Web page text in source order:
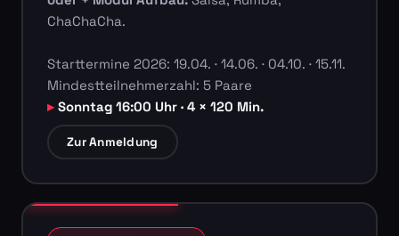
ChaChaCha.
Starttermine 2026: 19.04. · 14.06. · 04.10. · 15.11.
Mindestteilnehmerzahl: 5 Paare
Sonntag 16:00 Uhr · 4 × 120 Min.
Zur Anmeldung